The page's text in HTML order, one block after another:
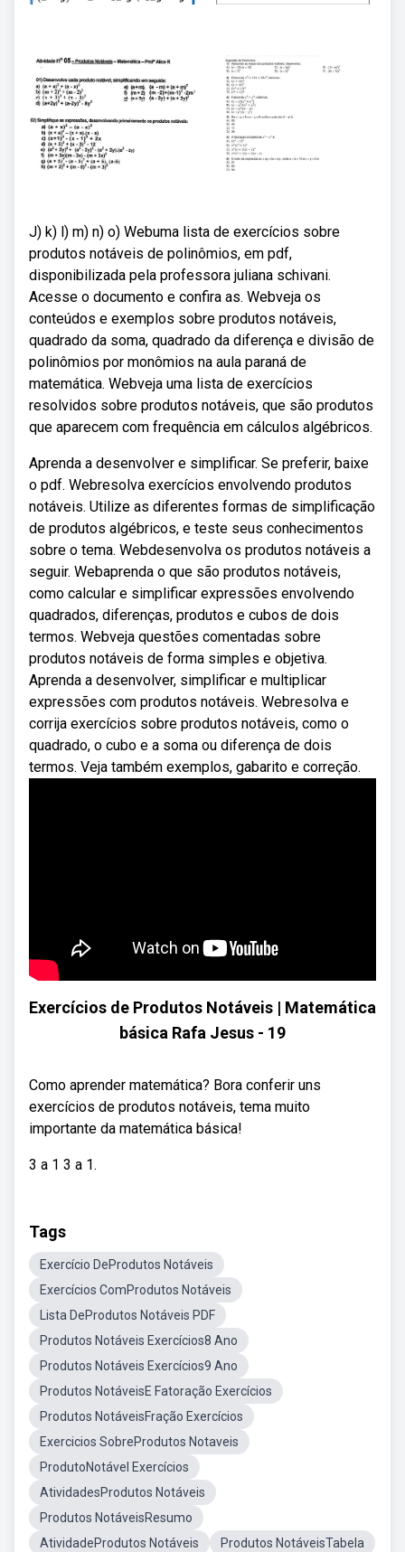
J) k) l) m) n) o) Webuma lista de exercícios sobre
produtos notáveis de polinômios, em pdf,
disponibilizada pela professora juliana schivani.
Acesse o documento e confira as. Webveja os
conteúdos e exemplos sobre produtos notáveis,
quadrado da soma, quadrado da diferença e divisão de
polinômios por monômios na aula paraná de
matemática. Webveja uma lista de exercícios
resolvidos sobre produtos notáveis, que são produtos
que aparecem com frequência em cálculos algébricos.
Aprenda a desenvolver e simplificar. Se preferir, baixe
o pdf. Webresolva exercícios envolvendo produtos
notáveis. Utilize as diferentes formas de simplificação
de produtos algébricos, e teste seus conhecimentos
sobre o tema. Webdesenvolva os produtos notáveis a
seguir. Webaprenda o que são produtos notáveis,
como calcular e simplificar expressões envolvendo
quadrados, diferenças, produtos e cubos de dois
termos. Webveja questões comentadas sobre
produtos notáveis de forma simples e objetiva.
Aprenda a desenvolver, simplificar e multiplicar
expressões com produtos notáveis. Webresolva e
corrija exercícios sobre produtos notáveis, como o
quadrado, o cubo e a soma ou diferença de dois
termos. Veja também exemplos, gabarito e correção.
Exercícios de Produtos Notáveis | Matemática
básica Rafa Jesus - 19
Como aprender matemática? Bora conferir uns
exercícios de produtos notáveis, tema muito
importante da matemática básica!
3 a 1 3 a 1.
Tags
Exercício DeProdutos Notáveis
Exercícios ComProdutos Notáveis
Lista DeProdutos Notáveis PDF
Produtos Notáveis Exercícios8 Ano
Produtos Notáveis Exercícios9 Ano
Produtos NotáveisE Fatoração Exercícios
Produtos NotáveisFração Exercícios
Exercicios SobreProdutos Notaveis
ProdutoNotável Exercícios
AtividadesProdutos Notáveis
Produtos NotáveisResumo
AtividadeProdutos Notáveis
Produtos NotáveisTabela